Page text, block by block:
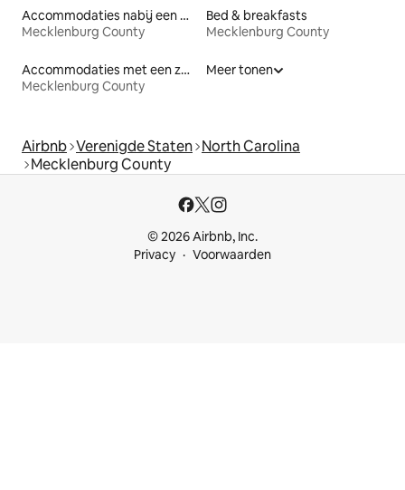
Accommodaties nabij een meer
Mecklenburg County
Bed & breakfasts
Mecklenburg County
Accommodaties met een zwembad
Mecklenburg County
Meer tonen
Airbnb Verenigde Staten North Carolina
Mecklenburg County
© 2026 Airbnb, Inc.
Privacy
Voorwaarden